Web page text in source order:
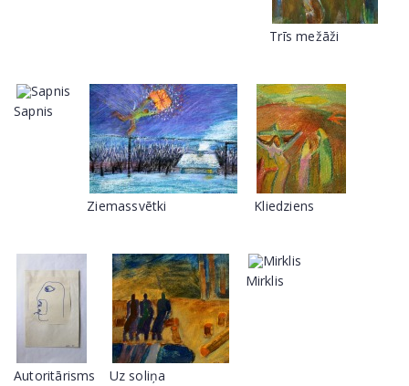
Trīs mežāži
Sapnis
Ziemassvētki Kliedziens
Autoritārisms Uz soliņa
Mirklis